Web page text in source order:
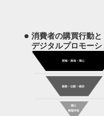
eye weather
消費者の購買行動と
デジタルプロモーシ